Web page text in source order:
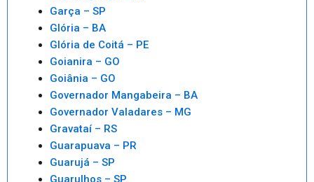
Garça – SP
Glória – BA
Glória de Coitá – PE
Goianira – GO
Goiânia – GO
Governador Mangabeira – BA
Governador Valadares – MG
Gravataí – RS
Guarapuava – PR
Guarujá – SP
Guarulhos – SP